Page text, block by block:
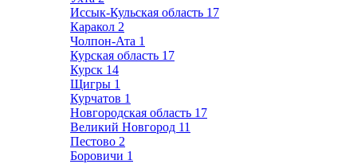
Иссык-Кульская область 17
Каракол 2
Чолпон-Ата 1
Курская область 17
Курск 14
Щигры 1
Курчатов 1
Новгородская область 17
Великий Новгород 11
Пестово 2
Боровичи 1